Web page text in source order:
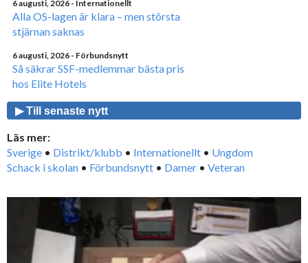
6 augusti, 2026 - Internationellt
Alla OS-lagen är klara – men största
stjärnan saknas
6 augusti, 2026 - Förbundsnytt
Så säkrar SSF-medlemmar bästa pris
hos Elite Hotels
▶ Till senaste nytt
Läs mer:
Sverige • Distrikt/klubb • Internationellt • Ungdom
Schack i skolan • Förbundsnytt • Damer • Veteran